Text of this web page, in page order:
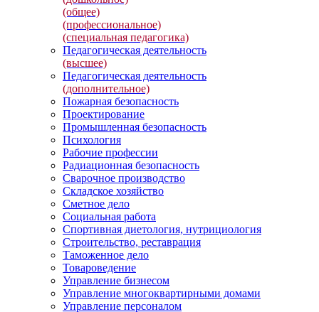
(общее)
(профессиональное)
(специальная педагогика)
Педагогическая деятельность
(высшее)
Педагогическая деятельность
(дополнительное)
Пожарная безопасность
Проектирование
Промышленная безопасность
Психология
Рабочие профессии
Радиационная безопасность
Сварочное производство
Складское хозяйство
Сметное дело
Социальная работа
Спортивная диетология, нутрициология
Строительство, реставрация
Таможенное дело
Товароведение
Управление бизнесом
Управление многоквартирными домами
Управление персоналом